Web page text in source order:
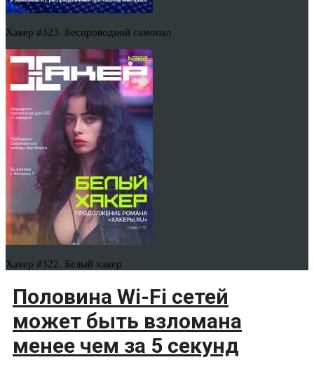
Хакер #323. Беспроводной самопал
Хакер #322. Белый хакер
Половина Wi-Fi сетей
может быть взломана
менее чем за 5 секунд